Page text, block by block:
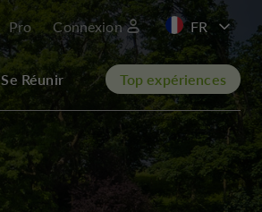
Pro Connexion
EN
Se Réunir Top expériences